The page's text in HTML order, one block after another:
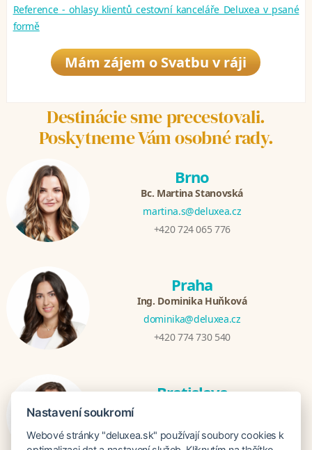
Reference - ohlasy klientů cestovní kanceláře Deluxea v psané
formě
Mám zájem o Svatbu v ráji
Destinácie sme precestovali.
Poskytneme Vám osobné rady.
Brno
Bc. Martina Stanovská
martina.s@deluxea.cz
+420 724 065 776
Praha
Ing. Dominika Huňková
dominika@deluxea.cz
+420 774 730 540
Bratislava
+421 948 759 074
Nastavení soukromí
Webové stránky "deluxea.sk" používají soubory cookies k